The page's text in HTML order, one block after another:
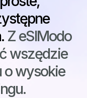
Z eSIModo
wszędzie
o wysokie